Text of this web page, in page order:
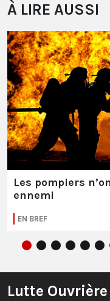
À LIRE AUSSI
Les pompiers
ennemi
EN BREF
Lutte Ouvrière